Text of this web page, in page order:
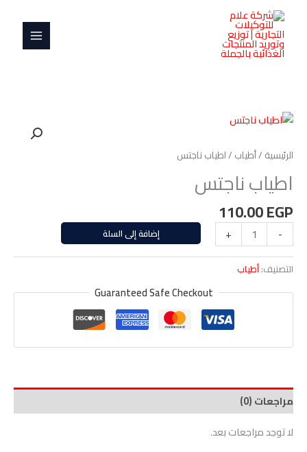
المحتوى
MENU
الرئيسية /أطياب / اطياب ناجتس
اطياب ناجتس
110.00EGP
-
كمية
ناجتس
+ إضافة إلى السلة
التصنيف:أطياب
Guaranteed Safe Checkout
مراجعات (0)
لا توجد مراجعات بعد.